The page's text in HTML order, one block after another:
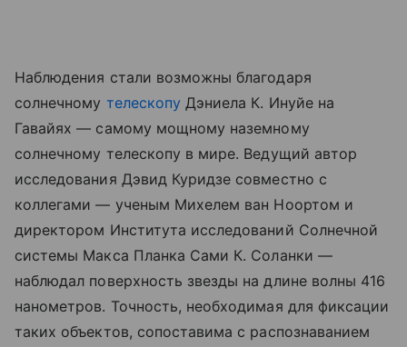
Наблюдения стали возможны благодаря
солнечному телескопу Дэниела К. Инуйе на
Гавайях — самому мощному наземному
солнечному телескопу в мире. Ведущий автор
исследования Дэвид Куридзе совместно с
коллегами — ученым Михелем ван Ноортом и
директором Института исследований Солнечной
системы Макса Планка Сами К. Соланки —
наблюдал поверхность звезды на длине волны 416
нанометров. Точность, необходимая для фиксации
таких объектов, сопоставима с распознаванием